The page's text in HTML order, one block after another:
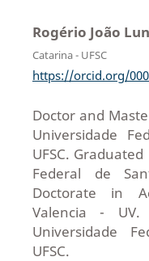
Rogério João
Catarina - UFSC
https://orcid.org/
Doctor and
Universidade
UFSC.
Federal de
Doctorate in
Valencia - UV.
Universidade
UFSC.